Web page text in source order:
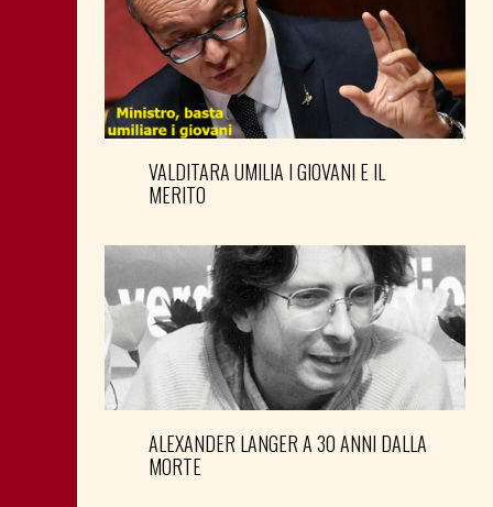
VALDITARA UMILIA I GIOVANI E IL
MERITO
ALEXANDER LANGER A 30 ANNI DALLA
MORTE